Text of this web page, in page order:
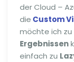
der Cloud –
die Custom
möchte ich
Ergebnissen
einfach zu